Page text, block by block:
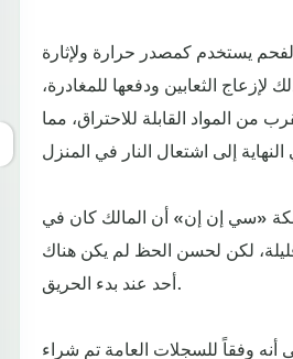
يستخدم كمصدر حرارة ولإثارة
لإزعاج الثعابين ودفعها للمغادرة،
من المواد القابلة للاحتراق، مما
«سي إن إن» أن المالك كان في
لكن لحسن الحظ لم يكن هناك
أحد عند بدء الحريق.
أنه وفقاً للسجلات العامة تم شراء